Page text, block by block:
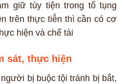
giữ tùy tiện trong tố tụng
trên thực tiễn thì cần có cơ
hiện và chế tài
sát, thực hiện
bị buộc tội tránh bị bắt,